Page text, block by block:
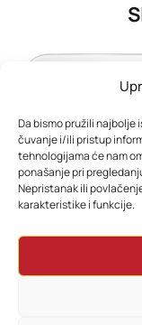
Da bismo pružili
čuvanje i/ili pristup
tehnologijama će nam
ponašanje pri
Nepristanak ili
karakteristike i funkcije.